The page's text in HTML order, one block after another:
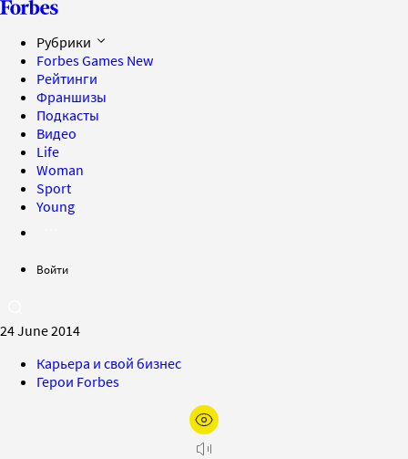
Рубрики
Forbes Games New
Рейтинги
Франшизы
Подкасты
Видео
Life
Woman
Sport
Young
Войти
24 June 2014
Карьера и свой бизнес
Герои Forbes